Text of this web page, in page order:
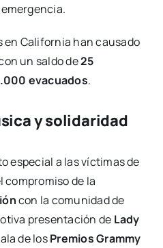
en California han causado
un saldo de25
evacuados.
y solidaridad
especial a las víctimas de
compromiso de la
con la comunidad de
presentación de Lady
de losPremios Grammy